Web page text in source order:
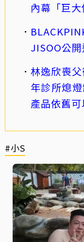
內幕「巨大
JISOO公
林逸欣喪
年診所熄
產品依舊
#小S